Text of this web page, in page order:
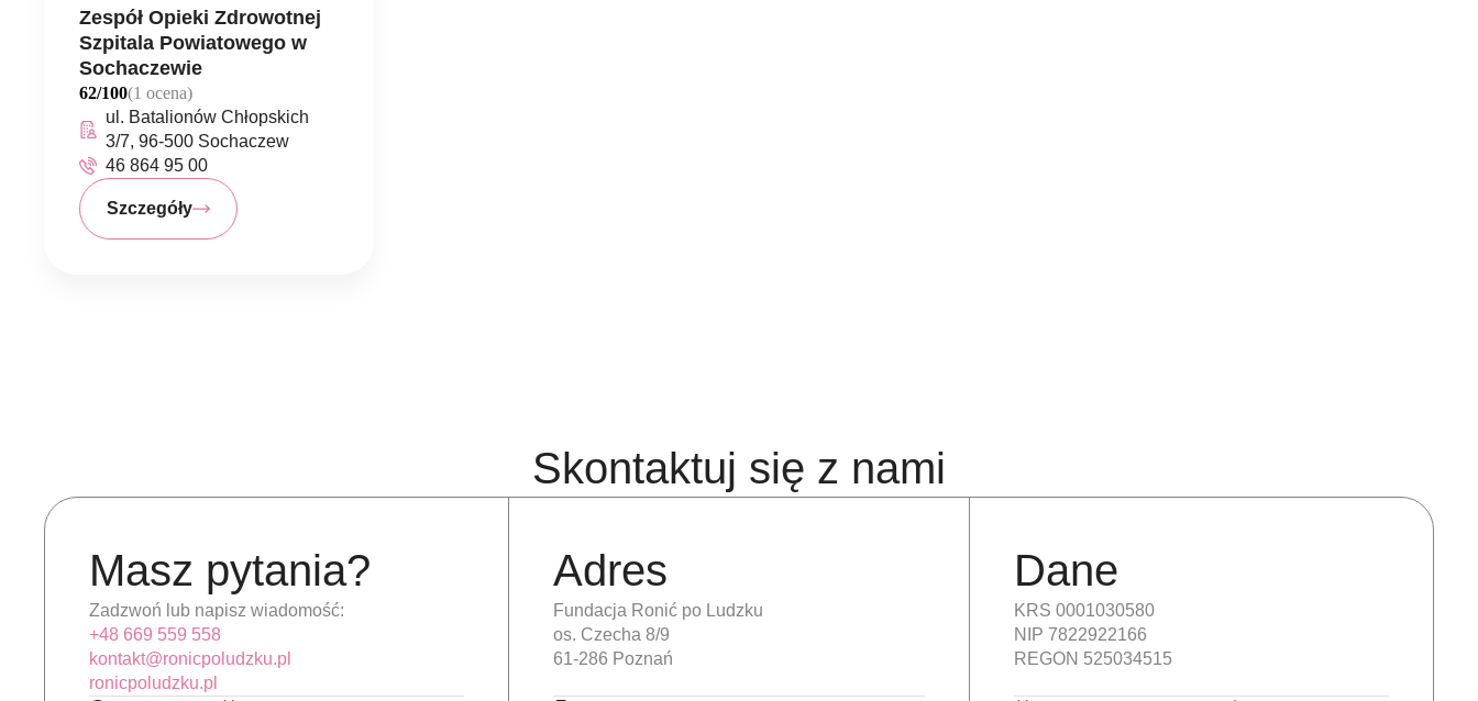
Zespół Opieki Zdrowotnej
Szpitala Powiatowego w
Sochaczewie
62/100(1 ocena)
ul. Batalionów Chłopskich
3/7, 96-500 Sochaczew
46 864 95 00
Szczegóły
Skontaktuj się z nami
Masz pytania?
Zadzwoń lub napisz wiadomość:
+48 669 559 558
kontakt@ronicpoludzku.pl
ronicpoludzku.pl
Adres
Fundacja Ronić po Ludzku
os. Czecha 8/9
61-286 Poznań
Dane
KRS 0001030580
NIP 7822922166
REGON 525034515